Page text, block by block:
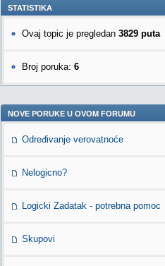
STATISTIKA
Ovaj topic je pregledan 3829 puta
Broj poruka: 6
NOVE PORUKE U OVOM FORUMU
Određivanje verovatnoće
Nelogicno?
Logicki Zadatak - potrebna pomoc
Skupovi